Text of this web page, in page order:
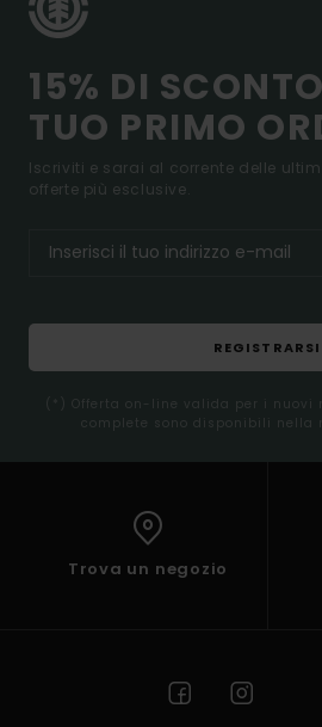
15% DI
TUO PRIMO
Iscriviti e sarai al corrente delle
offerte più esclusive.
REGISTRARSI
(*) Offerta on-line valida per i nuovi
complete sono disponibili nella
Trova un negozio